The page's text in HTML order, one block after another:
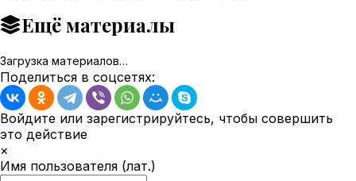
Ещё материалы
Загрузка материалов…
Поделиться в соцсетях:
Войдите или зарегистрируйтесь, чтобы совершить
это действие
×
Имя пользователя (лат.)